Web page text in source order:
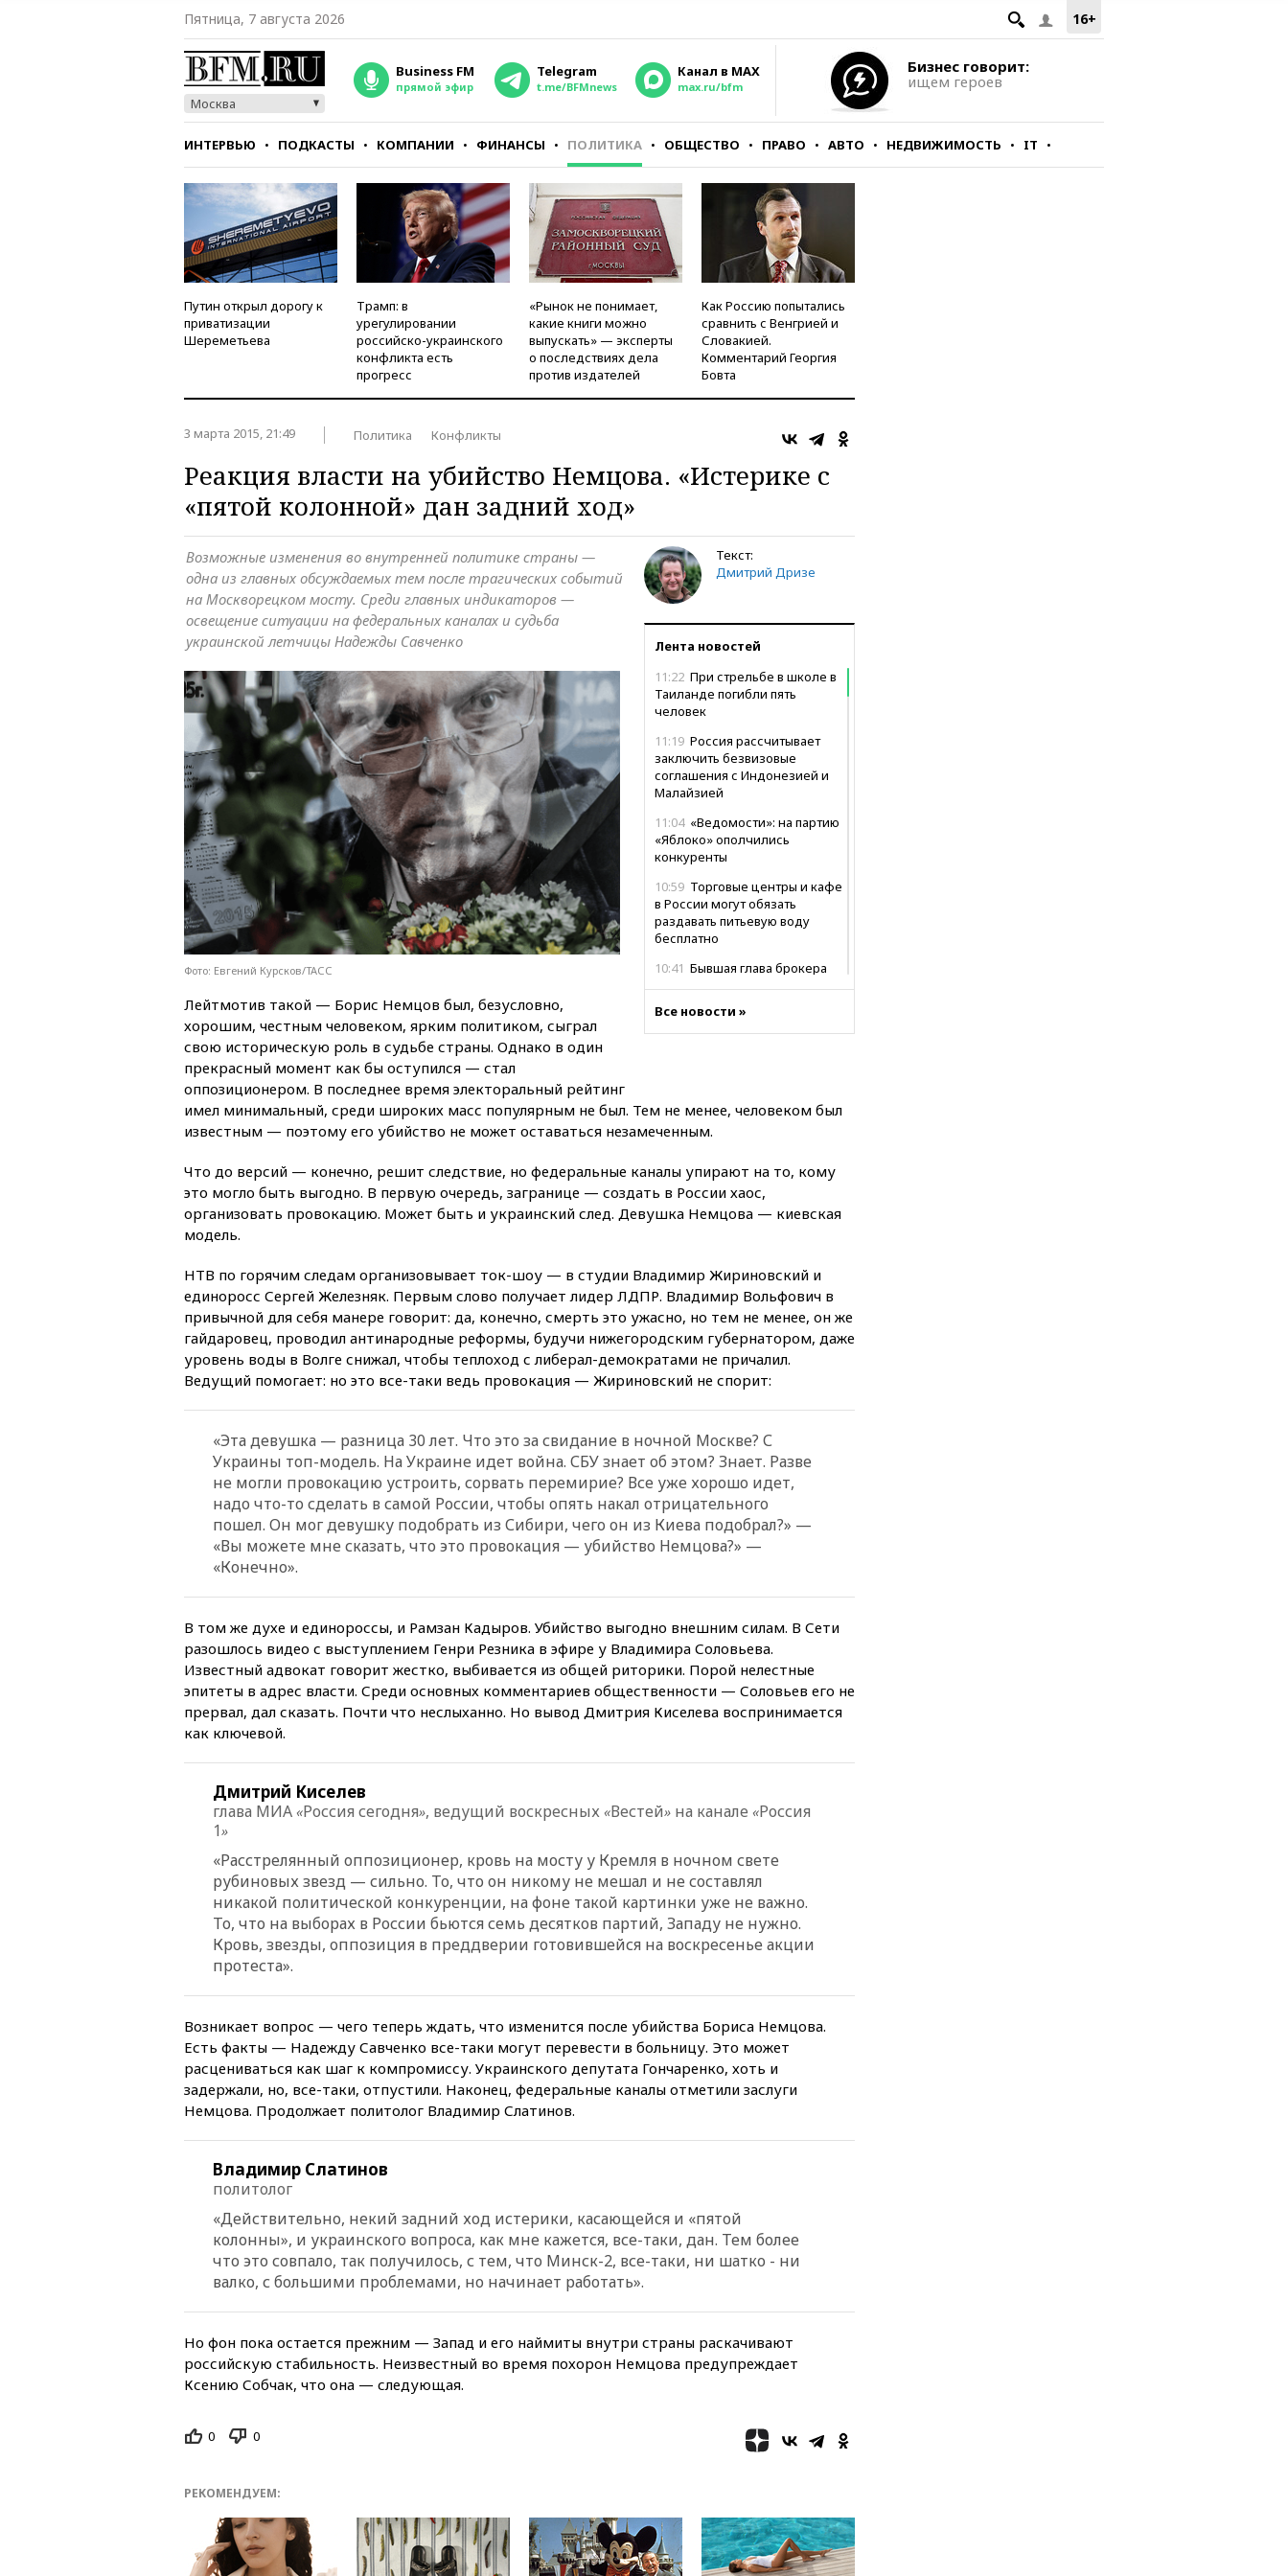
16+
Пятница, 7 августа 2026
Москва
Business FM
прямой эфир
Telegram
t.me/BFMnews
Канал в MAX
max.ru/bfm
Бизнес говорит:
ищем героев
ИНТЕРВЬЮ ПОДКАСТЫ КОМПАНИИ ФИНАНСЫ ПОЛИТИКА ОБЩЕСТВО ПРАВО АВТО НЕДВИЖИМОСТЬ IT
СТИЛЬ ТЕСТЫ
Путин открыл дорогу к
приватизации
Шереметьева
Трамп: в
урегулировании
российско-украинского
конфликта есть
прогресс
«Рынок не понимает,
какие книги можно
выпускать» — эксперты
о последствиях дела
против издателей
Как Россию попытались
сравнить с Венгрией и
Словакией.
Комментарий Георгия
Бовта
3 марта 2015, 21:49 Политика Конфликты
Реакция власти на убийство Немцова. «Истерике с
«пятой колонной» дан задний ход»
Текст:
Дмитрий Дризе
Лента новостей
11:22 При стрельбе в школе в
Таиланде погибли пять
человек
11:19 Россия рассчитывает
заключить безвизовые
соглашения с Индонезией и
Малайзией
11:04 «Ведомости»: на партию
«Яблоко» ополчились
конкуренты
10:59 Торговые центры и кафе
в России могут обязать
раздавать питьевую воду
бесплатно
10:41 Бывшая глава брокера
10:41Пашинян: Армения
10:21 ФСБ задержала более
20 сотрудников пунктов
10:13Минтранс предлагает
тратить средства дорожных
09:56 Хакеры нашли
документы об ударах ВСУ по
нефтяным терминалам в
России
09:49 WSJ: Трамп «сходит с
ума» из-за сообщений в СМИ
об истощении боеприпасов у
США
09:36Исландия и Черногория
в 2028 году могут войти в
09:18 Пашинян сообщил о
приверженности Армении
основополагающим
принципам ЕАЭС
удмуртской «Ижавиа»
08:51Осужденный в России
американец Гилман
находится при смерти
08:22В Екатеринбурге
07:52В Таиланде ученик
привел к эвакуации жителей
06:00 Суд обязал Meta
выплатить $567 млн по делу о
вреде психическому
здоровью детей
04:00Суд взыскал почти 5 млн
рублей в пользу семьи
отравившегося в детсаду
мальчика
химической безопасности
01:00 Трамп: США сами
нуждаются в дальнобойных
00:01Трамп заявил о
арсенала США
вчера, 23:28Слуцкий призвал
В Смоленске
ребенок и женщина погибли
вчера, 22:55В Москве в
пятницу ожидаются ливни
вчера, 22:35Винисиус
Все новости »
Возможные изменения во внутренней политике страны —
одна из главных обсуждаемых тем после трагических событий
на Москворецком мосту. Среди главных индикаторов —
освещение ситуации на федеральных каналах и судьба
украинской летчицы Надежды Савченко
Фото: Евгений Курсков/ТАСС
Лейтмотив такой — Борис Немцов был, безусловно,
хорошим, честным человеком, ярким политиком, сыграл
свою историческую роль в судьбе страны. Однако в один
прекрасный момент как бы оступился — стал
оппозиционером. В последнее время электоральный рейтинг
имел минимальный, среди широких масс популярным не был. Тем не менее, человеком был
известным — поэтому его убийство не может оставаться незамеченным.
Что до версий — конечно, решит следствие, но федеральные каналы упирают на то, кому
это могло быть выгодно. В первую очередь, загранице — создать в России хаос,
организовать провокацию. Может быть и украинский след. Девушка Немцова — киевская
модель.
НТВ по горячим следам организовывает ток-шоу — в студии Владимир Жириновский и
единоросс Сергей Железняк. Первым слово получает лидер ЛДПР. Владимир Вольфович в
привычной для себя манере говорит: да, конечно, смерть это ужасно, но тем не менее, он же
гайдаровец, проводил антинародные реформы, будучи нижегородским губернатором, даже
уровень воды в Волге снижал, чтобы теплоход с либерал-демократами не причалил.
Ведущий помогает: но это все-таки ведь провокация — Жириновский не спорит:
«Эта девушка — разница 30 лет. Что это за свидание в ночной Москве? С
Украины топ-модель. На Украине идет война. СБУ знает об этом? Знает. Разве
не могли провокацию устроить, сорвать перемирие? Все уже хорошо идет,
надо что-то сделать в самой России, чтобы опять накал отрицательного
пошел. Он мог девушку подобрать из Сибири, чего он из Киева подобрал?» —
«Вы можете мне сказать, что это провокация — убийство Немцова?» —
«Конечно».
В том же духе и единороссы, и Рамзан Кадыров. Убийство выгодно внешним силам. В Сети
разошлось видео с выступлением Генри Резника в эфире у Владимира Соловьева.
Известный адвокат говорит жестко, выбивается из общей риторики. Порой нелестные
эпитеты в адрес власти. Среди основных комментариев общественности — Соловьев его не
прервал, дал сказать. Почти что неслыханно. Но вывод Дмитрия Киселева воспринимается
как ключевой.
Дмитрий Киселев
глава МИА «Россия сегодня», ведущий воскресных «Вестей» на канале «Россия
1»
«Расстрелянный оппозиционер, кровь на мосту у Кремля в ночном свете
рубиновых звезд — сильно. То, что он никому не мешал и не составлял
никакой политической конкуренции, на фоне такой картинки уже не важно.
То, что на выборах в России бьются семь десятков партий, Западу не нужно.
Кровь, звезды, оппозиция в преддверии готовившейся на воскресенье акции
протеста».
Возникает вопрос — чего теперь ждать, что изменится после убийства Бориса Немцова.
Есть факты — Надежду Савченко все-таки могут перевести в больницу. Это может
расцениваться как шаг к компромиссу. Украинского депутата Гончаренко, хоть и
задержали, но, все-таки, отпустили. Наконец, федеральные каналы отметили заслуги
Немцова. Продолжает политолог Владимир Слатинов.
Владимир Слатинов
политолог
«Действительно, некий задний ход истерики, касающейся и «пятой
колонны», и украинского вопроса, как мне кажется, все-таки, дан. Тем более
что это совпало, так получилось, с тем, что Минск-2, все-таки, ни шатко - ни
валко, с большими проблемами, но начинает работать».
Но фон пока остается прежним — Запад и его наймиты внутри страны раскачивают
российскую стабильность. Неизвестный во время похорон Немцова предупреждает
Ксению Собчак, что она — следующая.
0 0
РЕКОМЕНДУЕМ: